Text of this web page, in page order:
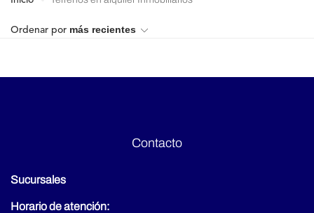
4 ambientes
5 ambientes
Ordenar por más recientes
Contacto
Sucursales
Horario de atención: